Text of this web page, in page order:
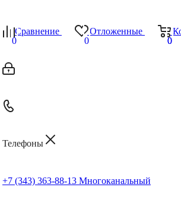
Сравнение
0
Отложенные
0
0
0
Телефоны
+7 (343) 363-88-13 Многоканальный